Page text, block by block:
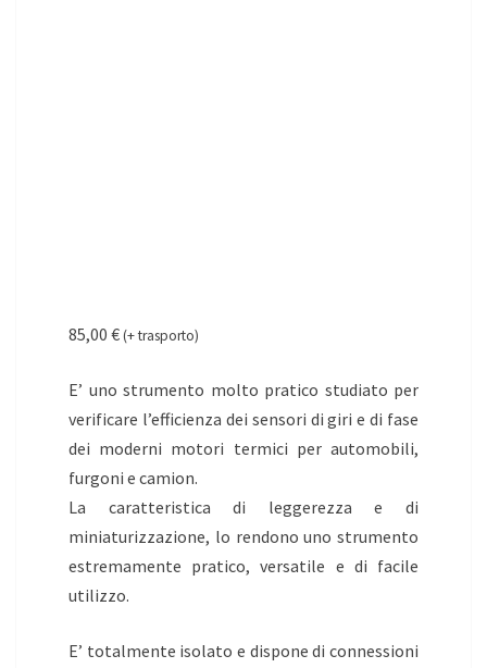
85,00 €(+ trasporto)
E’ uno strumento molto pratico studiato per
verificare l’efficienza dei sensori di giri e di fase
dei moderni motori termici per automobili,
furgoni e camion.
La caratteristica di leggerezza e di
miniaturizzazione, lo rendono uno strumento
estremamente pratico, versatile e di facile
utilizzo.
E’ totalmente isolato e dispone di connessioni